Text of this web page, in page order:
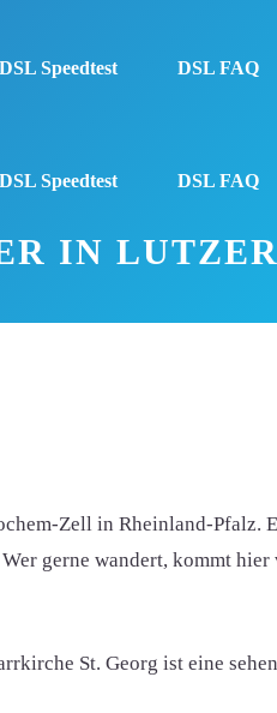
DSL Speedtest DSL FAQ
DSL Speedtest DSL FAQ
IN
Zell in Rheinland-Pfalz.
gerne wandert, kommt
St. Georg ist eine